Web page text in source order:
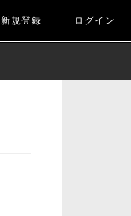
新規登録 ログイン